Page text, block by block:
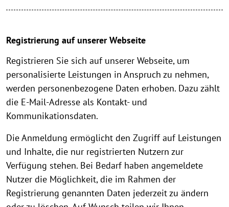
Registrierung auf unserer Webseite
Registrieren Sie sich auf unserer Webseite, um
personalisierte Leistungen in Anspruch zu nehmen,
werden personenbezogene Daten erhoben. Dazu zählt
die E-Mail-Adresse als Kontakt- und
Kommunikationsdaten.
Die Anmeldung ermöglicht den Zugriff auf Leistungen
und Inhalte, die nur registrierten Nutzern zur
Verfügung stehen. Bei Bedarf haben angemeldete
Nutzer die Möglichkeit, die im Rahmen der
Registrierung genannten Daten jederzeit zu ändern